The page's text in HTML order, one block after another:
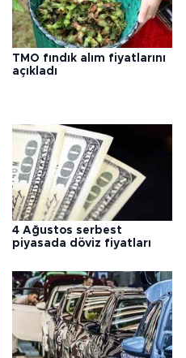
TMO fındık alım fiyatlarını
açıkladı
4 Ağustos serbest
piyasada döviz fiyatları